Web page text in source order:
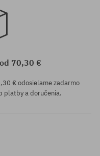
70,30 €
€ odosielame zadarmo
platby a doručenia.